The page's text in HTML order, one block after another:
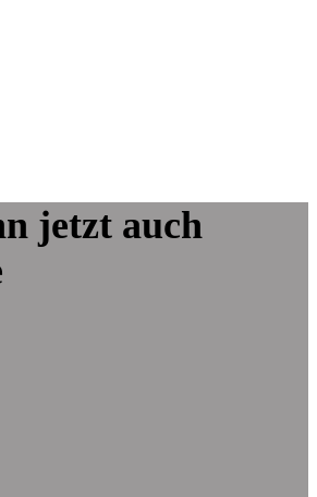
jetzt auch